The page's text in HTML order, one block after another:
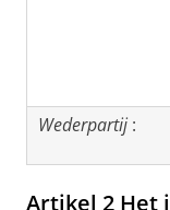
Wederpartij :
Artikel 2 Het